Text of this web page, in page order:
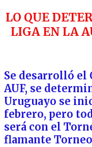
LO QUE
LIGA EN LA
Se desarrolló el
AUF, se
Uruguayo se
febrero, pero
será con el
flamante